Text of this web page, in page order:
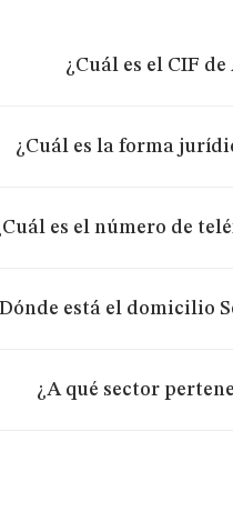
¿Cuál es el CIF
¿Cuál es la forma
es el número de
está el domicilio
¿A qué sector